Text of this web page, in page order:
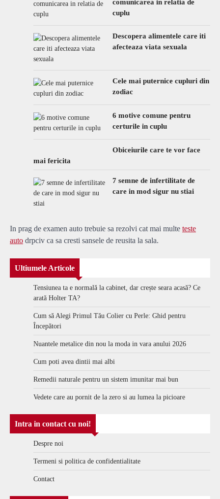
comunicarea in relatia de
cuplu
Descopera alimentele care iti
afecteaza viata sexuala
Cele mai puternice cupluri din
zodiac
6 motive comune pentru
certurile in cuplu
Obiceiurile care te vor face
mai fericita
7 semne de infertilitate de
care in mod sigur nu stiai
In prag de examen auto trebuie sa rezolvi cat mai multe teste
auto drpciv ca sa cresti sansele de reusita la sala.
Ultiumele Articole
Tensiunea ta e normală la cabinet, dar crește seara acasă? Ce
arată Holter TA?
Cum să Alegi Primul Tău Colier cu Perle: Ghid pentru
Începători
Nuantele metalice din nou la moda in vara anului 2026
Cum poti avea dintii mai albi
Remedii naturale pentru un sistem imunitar mai bun
Vedete care au pornit de la zero si au lumea la picioare
Intra in contact cu noi!
Despre noi
Termeni si politica de confidentialitate
Contact